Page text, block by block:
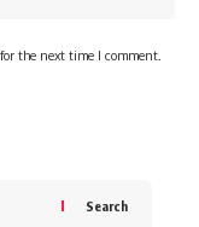
the next time I comment.
Search